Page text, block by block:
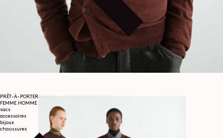
PRÊT-À-PORTER
FEMME HOMME
sacs
accessoires
bijoux
chaussures